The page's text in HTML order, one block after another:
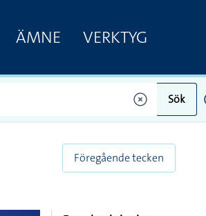
ÄMNE VERKTYG
Sök
Föregående tecken